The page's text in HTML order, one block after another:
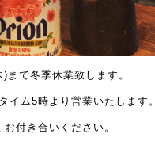
で冬季休業致します。
イム5時より営業いたします。
付き合いください。